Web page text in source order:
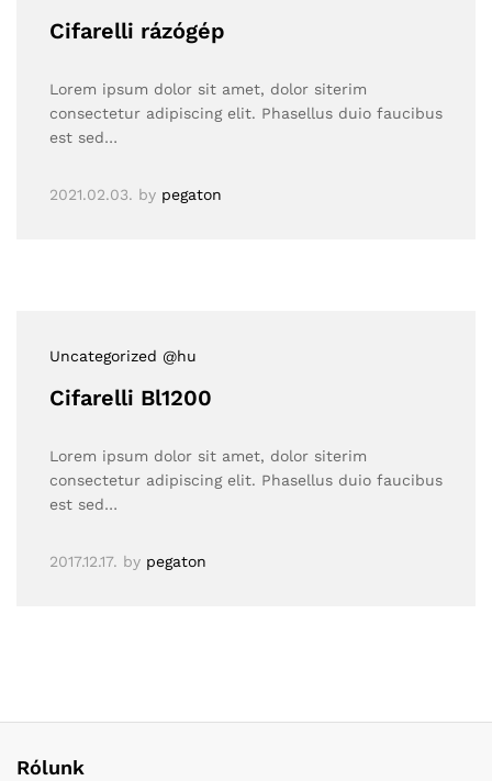
Cifarelli rázógép
Lorem ipsum dolor sit amet, dolor siterim
consectetur adipiscing elit. Phasellus duio faucibus
est sed…
2021.02.03. by pegaton
Uncategorized @hu
Cifarelli Bl1200
Lorem ipsum dolor sit amet, dolor siterim
consectetur adipiscing elit. Phasellus duio faucibus
est sed…
2017.12.17. by pegaton
Rólunk